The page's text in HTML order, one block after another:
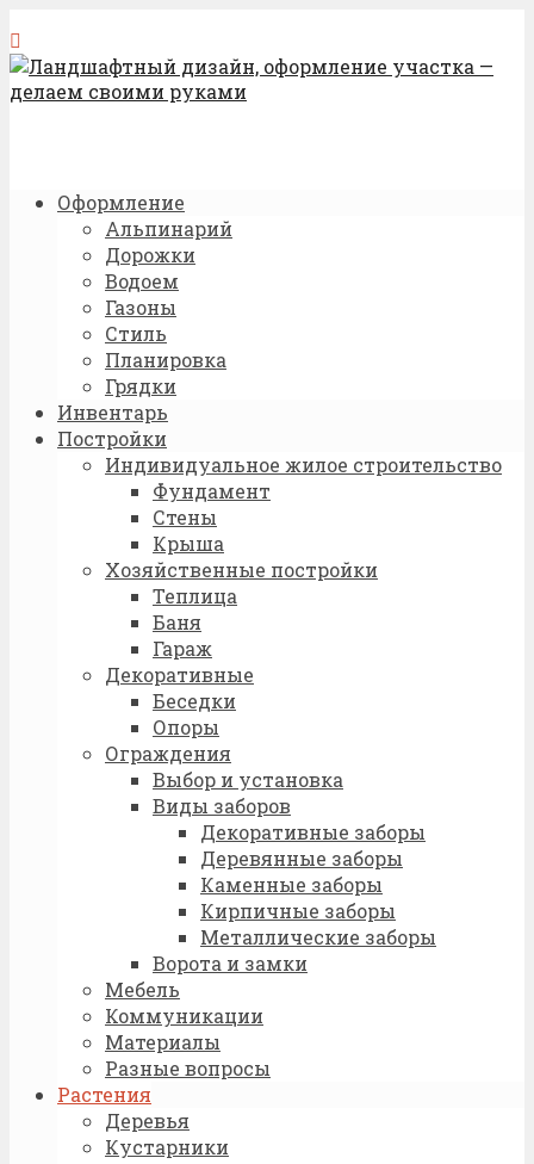
Оформление
Альпинарий
Дорожки
Водоем
Газоны
Стиль
Планировка
Грядки
Инвентарь
Постройки
Индивидуальное жилое строительство
Фундамент
Стены
Крыша
Хозяйственные постройки
Теплица
Баня
Гараж
Декоративные
Беседки
Опоры
Ограждения
Выбор и установка
Виды заборов
Декоративные заборы
Деревянные заборы
Каменные заборы
Кирпичные заборы
Металлические заборы
Ворота и замки
Мебель
Коммуникации
Материалы
Разные вопросы
Растения
Деревья
Кустарники